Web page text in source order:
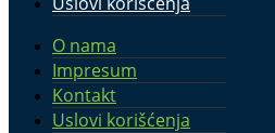
O nama
Impresum
Kontakt
Uslovi korišćenja